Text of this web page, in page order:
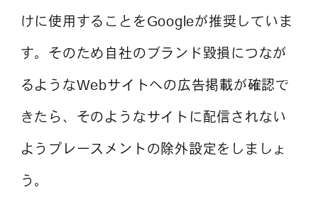
けに使用することをGoogleが推奨していま
す。そのため自社のブランド毀損につなが
るようなWebサイトへの広告掲載が確認で
きたら、そのようなサイトに配信されない
ようプレースメントの除外設定をしましょ
う。